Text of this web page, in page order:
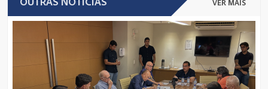
VER MAIS